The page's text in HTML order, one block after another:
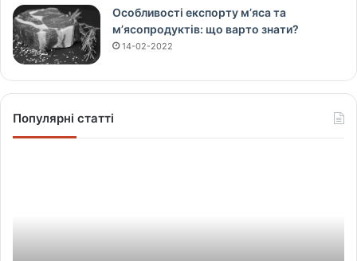
Особливості експорту м’яса та
м’ясопродуктів: що варто знати?
14-02-2022
Популярні статті